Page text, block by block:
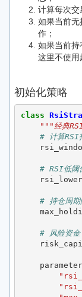
计算每次交
如果当前无
作；
如果当前持
这里不使用
初始化策略
class
"""经典
# 计算RSI
# RSI低阈
rsi_lower
# 持仓周期
# 风险资金